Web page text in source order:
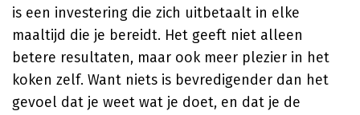
is een investering die zich uitbetaalt in elke
maaltijd die je bereidt. Het geeft niet alleen
betere resultaten, maar ook meer plezier in het
koken zelf. Want niets is bevredigender dan het
gevoel dat je weet wat je doet, en dat je de